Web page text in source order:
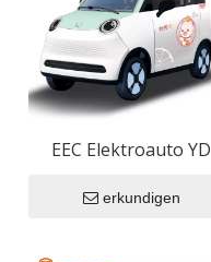
EEC Elektroauto YD
erkundigen